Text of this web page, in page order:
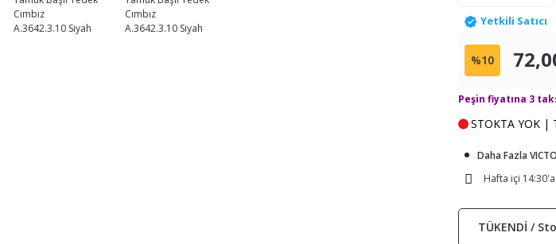
Yetkili Satıcı
%10
Peşin fiyatına 3
STOKTA YOK |
Daha Fazla
Hafta içi
TÜKENDİ /